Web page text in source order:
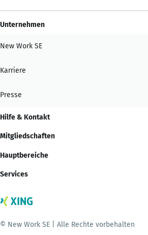
Unternehmen
New Work SE
Karriere
Presse
Hilfe & Kontakt
Mitgliedschaften
Hauptbereiche
Services
© New Work SE | Alle Rechte vorbehalten